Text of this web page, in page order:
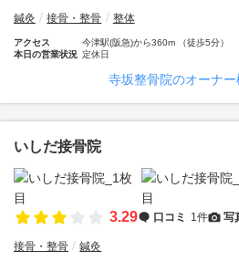
鍼灸 接骨・整骨 整体
アクセス
今津駅(阪急)から360m （徒歩5分）
本日の営業状況 定休日
寺坂整骨院のオーナー
いしだ接骨院
3.29 口コミ 1件 写
接骨・整骨 鍼灸